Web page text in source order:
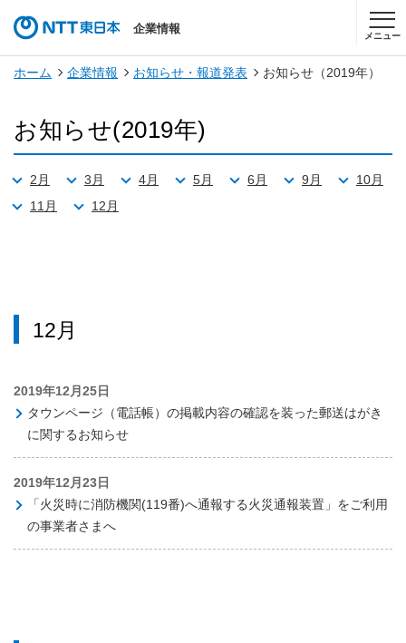
企業情報
メニュー
ホーム 企業情報 お知らせ・報道発表 お知らせ（2019年）
お知らせ(2019年)
2月 3月 4月 5月 6月 9月
10月
11月
12月
12月
2019年12月25日
タウンページ（電話帳）の掲載内容の確認を装った郵送はがき
に関するお知らせ
2019年12月23日
「火災時に消防機関(119番)へ通報する火災通報装置」をご利用
の事業者さまへ